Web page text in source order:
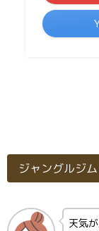
ジャングルジ
天気